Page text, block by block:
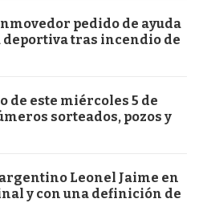
pedido de ayuda
deportiva tras incendio de
de este miércoles 5 de
sorteados, pozos y
Leonel Jaime en
y con una definición de